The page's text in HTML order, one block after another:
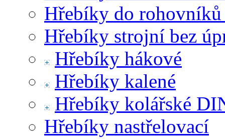
Hřebíky do
Hřebíky strojní bez
Hřebíky hákové
Hřebíky kalené
Hřebíky kolářské
Hřebíky nastřelovací